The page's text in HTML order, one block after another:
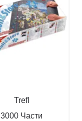
Trefl
3000 Части